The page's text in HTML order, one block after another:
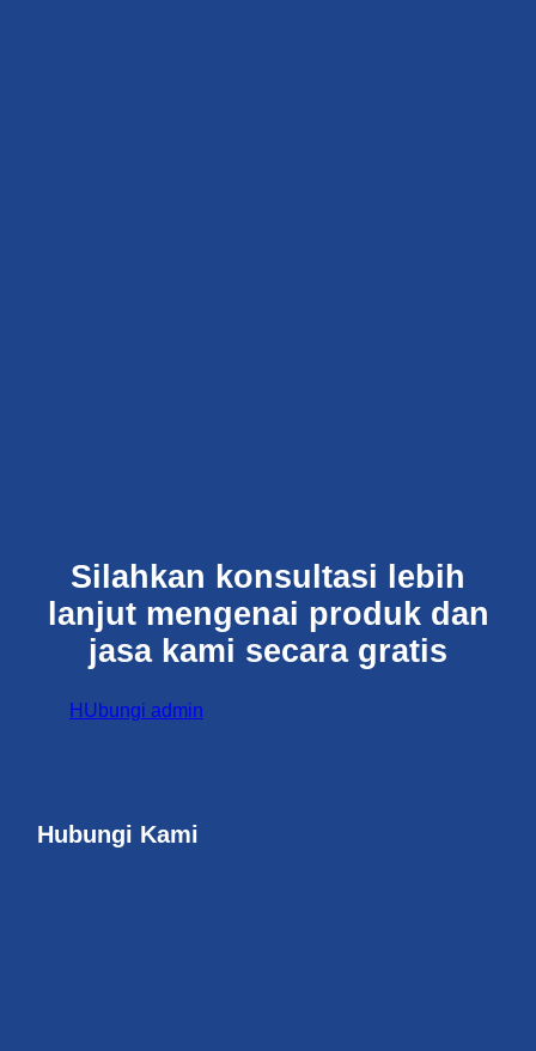
Silahkan konsultasi lebih
lanjut mengenai produk dan
jasa kami secara gratis
HUbungi admin
Hubungi Kami